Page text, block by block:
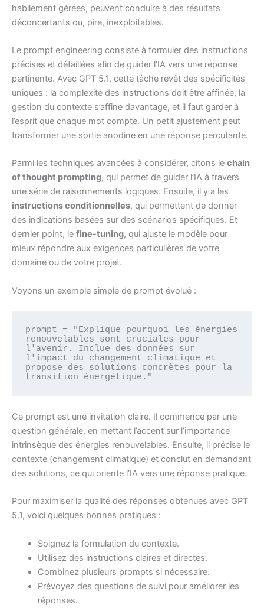
habilement gérées, peuvent conduire à des résultats
déconcertants ou, pire, inexploitables.
Le prompt engineering consiste à formuler des instructions
précises et détaillées afin de guider l’IA vers une réponse
pertinente. Avec GPT 5.1, cette tâche revêt des spécificités
uniques : la complexité des instructions doit être affinée, la
gestion du contexte s’affine davantage, et il faut garder à
l’esprit que chaque mot compte. Un petit ajustement peut
transformer une sortie anodine en une réponse percutante.
Parmi les techniques avancées à considérer, citons le chain
of thought prompting, qui permet de guider l’IA à travers
une série de raisonnements logiques. Ensuite, il y a les
instructions conditionnelles, qui permettent de donner
des indications basées sur des scénarios spécifiques. Et
dernier point, le fine-tuning, qui ajuste le modèle pour
mieux répondre aux exigences particulières de votre
domaine ou de votre projet.
Voyons un exemple simple de prompt évolué :
prompt = "Explique pourquoi les énergies
renouvelables sont cruciales pour
l'avenir. Inclue des données sur
l'impact du changement climatique et
propose des solutions concrètes pour la
transition énergétique."
Ce prompt est une invitation claire. Il commence par une
question générale, en mettant l’accent sur l’importance
intrinsèque des énergies renouvelables. Ensuite, il précise le
contexte (changement climatique) et conclut en demandant
des solutions, ce qui oriente l’IA vers une réponse pratique.
Pour maximiser la qualité des réponses obtenues avec GPT
5.1, voici quelques bonnes pratiques :
Soignez la formulation du contexte.
Utilisez des instructions claires et directes.
Combinez plusieurs prompts si nécessaire.
Prévoyez des questions de suivi pour améliorer les
réponses.